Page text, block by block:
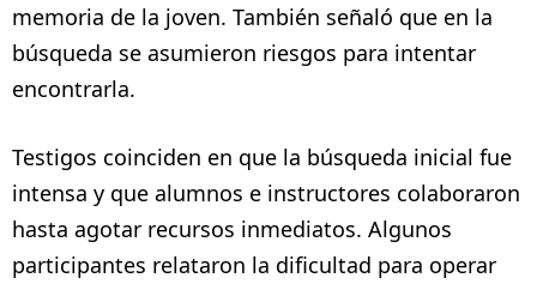
memoria de la joven. También señaló que en la
búsqueda se asumieron riesgos para intentar
encontrarla.
Testigos coinciden en que la búsqueda inicial fue
intensa y que alumnos e instructores colaboraron
hasta agotar recursos inmediatos. Algunos
participantes relataron la dificultad para operar